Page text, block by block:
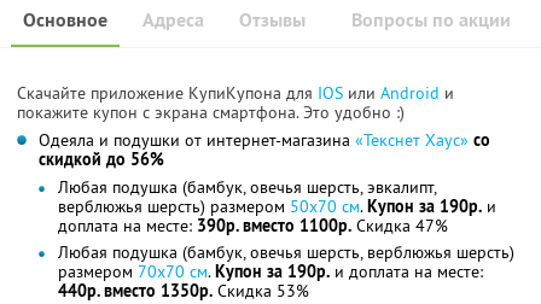
Основное Отзывы Вопросы по акции
Адреса
Скачайте приложение КупиКупона для IOS или Android и
покажите купон с экрана смартфона. Это удобно :)
Одеяла и подушки от интернет-магазина «Текснет Хаус» со
скидкой до 56%
Любая подушка (бамбук, овечья шерсть, эвкалипт,
верблюжья шерсть) размером 50х70 см.Купон за 190р. и
доплата на месте: 390р. вместо 1100р. Скидка 47%
Любая подушка (бамбук, овечья шерсть, верблюжья шерсть)
размером 70х70 см.Купон за 190р. и доплата на месте:
440р. вместо 1350р. Скидка 53%